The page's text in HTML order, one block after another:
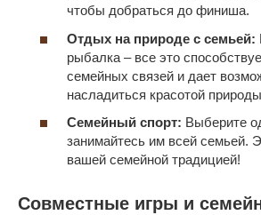
чтобы добраться до финиша.
Отдых на природе с семьей:
рыбалка – все это
семейных связей и дает
насладиться красотой
Семейный спорт: Выберите
занимайтесь им всей семьей.
вашей семейной традицией!
Совместные игры и